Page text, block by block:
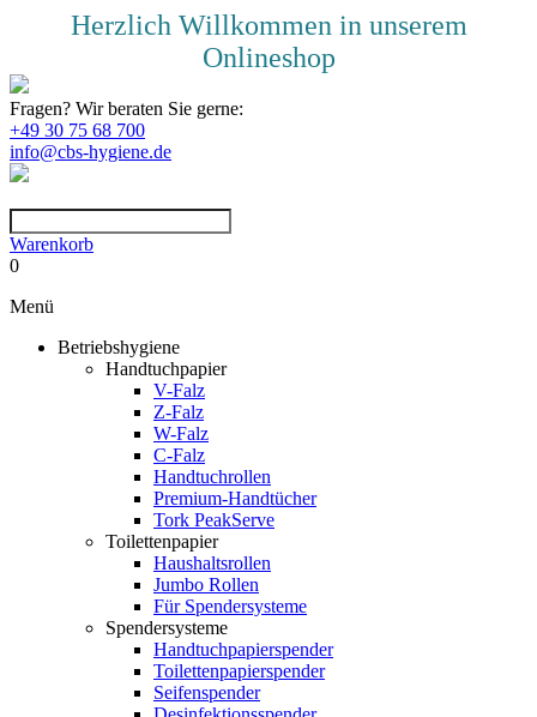
Herzlich Willkommen in unserem
Onlineshop
Fragen? Wir beraten Sie gerne:
+49 30 75 68 700
info@cbs-hygiene.de
Warenkorb
0
Menü
Betriebshygiene
Handtuchpapier
V-Falz
Z-Falz
W-Falz
C-Falz
Handtuchrollen
Premium-Handtücher
Tork PeakServe
Toilettenpapier
Haushaltsrollen
Jumbo Rollen
Für Spendersysteme
Spendersysteme
Handtuchpapierspender
Toilettenpapierspender
Seifenspender